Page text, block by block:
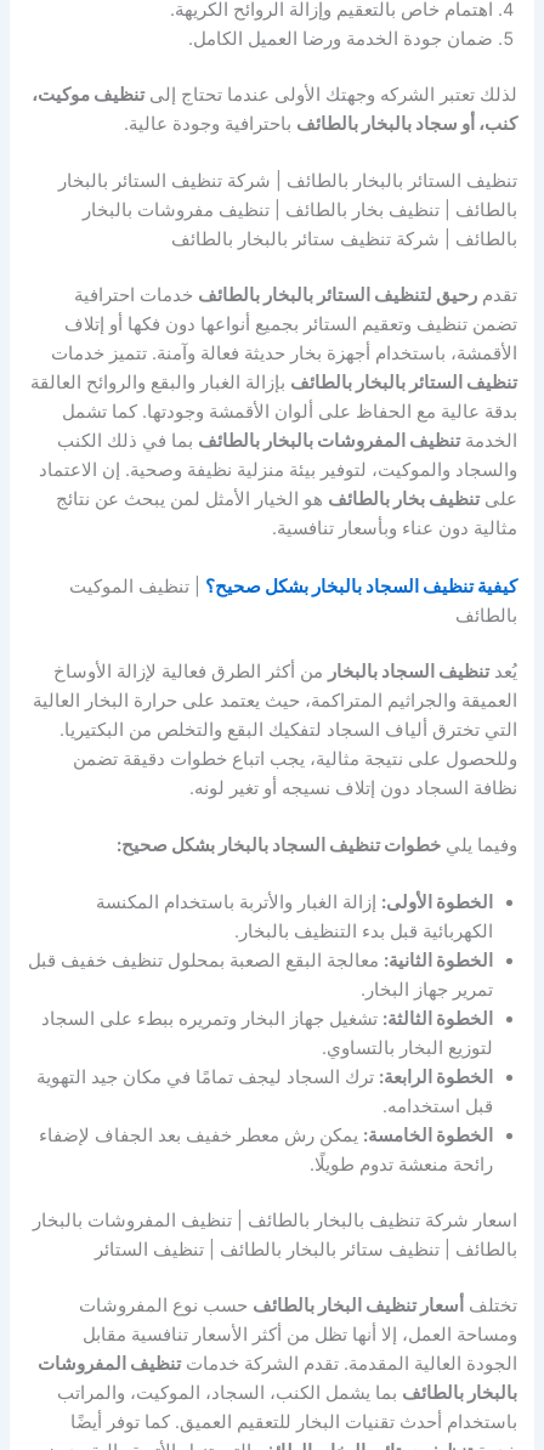
اهتمام خاص بالتعقيم وإزالة الروائح الكريهة.
ضمان جودة الخدمة ورضا العميل الكامل.
لذلك تعتبر الشركه وجهتك الأولى عندما تحتاج إلىتنظيف موكيت،
كنب، أو سجاد بالبخار بالطائف باحترافية وجودة عالية.
تنظيف الستائر بالبخار بالطائف | شركة تنظيف الستائر بالبخار
بالطائف | تنظيف بخار بالطائف | تنظيف مفروشات بالبخار
بالطائف | شركة تنظيف ستائر بالبخار بالطائف
تقدمرحيق لتنظيف الستائر بالبخار بالطائف خدمات احترافية
تضمن تنظيف وتعقيم الستائر بجميع أنواعها دون فكها أو إتلاف
الأقمشة، باستخدام أجهزة بخار حديثة فعالة وآمنة. تتميز خدمات
تنظيف الستائر بالبخار بالطائف بإزالة الغبار والبقع والروائح العالقة
بدقة عالية مع الحفاظ على ألوان الأقمشة وجودتها. كما تشمل
الخدمةتنظيف المفروشات بالبخار بالطائف بما في ذلك الكنب
والسجاد والموكيت، لتوفير بيئة منزلية نظيفة وصحية. إن الاعتماد
علىتنظيف بخار بالطائف هو الخيار الأمثل لمن يبحث عن نتائج
مثالية دون عناء وبأسعار تنافسية.
كيفية تنظيف السجاد بالبخار بشكل صحيح؟ | تنظيف الموكيت
بالطائف
يُعدتنظيف السجاد بالبخار من أكثر الطرق فعالية لإزالة الأوساخ
العميقة والجراثيم المتراكمة، حيث يعتمد على حرارة البخار العالية
التي تخترق ألياف السجاد لتفكيك البقع والتخلص من البكتيريا.
وللحصول على نتيجة مثالية، يجب اتباع خطوات دقيقة تضمن
نظافة السجاد دون إتلاف نسيجه أو تغير لونه.
وفيما يليخطوات تنظيف السجاد بالبخار بشكل صحيح:
الخطوة الأولى: إزالة الغبار والأتربة باستخدام المكنسة
الكهربائية قبل بدء التنظيف بالبخار.
الخطوة الثانية: معالجة البقع الصعبة بمحلول تنظيف خفيف قبل
تمرير جهاز البخار.
الخطوة الثالثة: تشغيل جهاز البخار وتمريره ببطء على السجاد
لتوزيع البخار بالتساوي.
الخطوة الرابعة: ترك السجاد ليجف تمامًا في مكان جيد التهوية
قبل استخدامه.
الخطوة الخامسة: يمكن رش معطر خفيف بعد الجفاف لإضفاء
رائحة منعشة تدوم طويلًا.
اسعار شركة تنظيف بالبخار بالطائف | تنظيف المفروشات بالبخار
بالطائف | تنظيف ستائر بالبخار بالطائف | تنظيف الستائر
تختلف أسعار تنظيف البخار بالطائف حسب نوع المفروشات
ومساحة العمل، إلا أنها تظل من أكثر الأسعار تنافسية مقابل
الجودة العالية المقدمة. تقدم الشركة خدماتتنظيف المفروشات
بالبخار بالطائف بما يشمل الكنب، السجاد، الموكيت، والمراتب
باستخدام أحدث تقنيات البخار للتعقيم العميق. كما توفر أيضًا